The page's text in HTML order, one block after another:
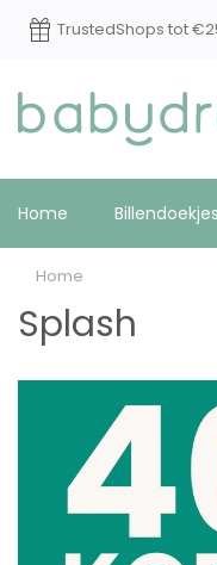
besteld? Vandaag
Home Billendoekjes
Home
Splash